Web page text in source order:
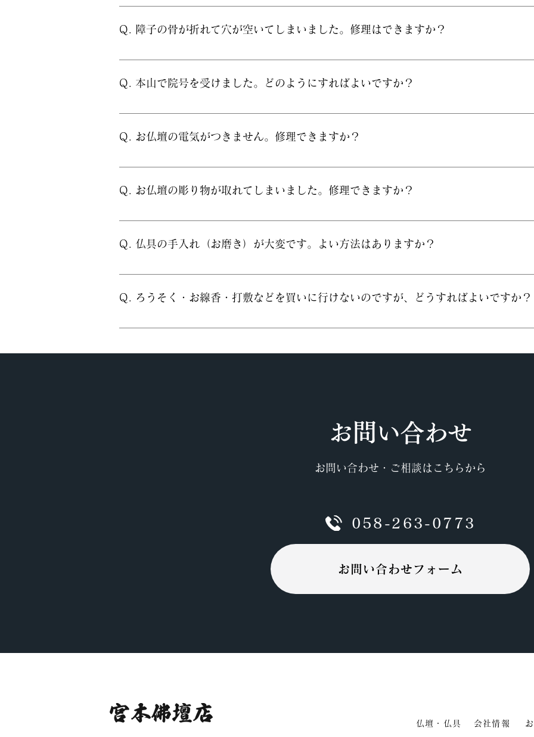
A. 花立をお預かりし、数日以内に修理いたします。 料金：￥3,000～
Q. 障子の骨が折れて穴が空いてしまいました。修理はできますか？
A. はい、障子をお預かりし、骨の修復と紗の張り替えを行います。 料金：1枚 ￥
Q. 本山で院号を受けました。どのようにすればよいですか？
A. お軸に仕立て、お仏壇に掛けられるようにいたします。 料金：￥12,000～
Q. お仏壇の電気がつきません。修理できますか？
A. はい、訪問のうえ、その場で修理いたします。
Q. お仏壇の彫り物が取れてしまいました。修理できますか？
A. はい、その場で修理するか、お預かりして数日以内に修理いたします。 料金：￥
Q. 仏具の手入れ（お磨き）が大変です。よい方法はありますか？
A. 金メッキ加工を施せば、お磨きの必要がなくなります。 当店にご依頼いただいた
Q. ろうそく・お線香・打敷などを買いに行けないのですが、どうすればよいですか？
A. お電話をいただければ、小物類もお届け、または発送いたします。 Tel：058-
​お問い合わせ
お問い合わせ・ご相談はこちらから
058-263-0773
お問い合わせフォーム
仏壇・仏具 会社情報